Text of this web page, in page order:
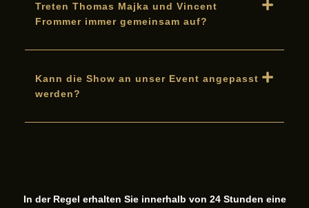
Treten Thomas Majka und Vincent
Frommer immer gemeinsam auf?
Kann die Show an unser Event angepasst
werden?
In der Regel erhalten Sie innerhalb von 24 Stunden eine